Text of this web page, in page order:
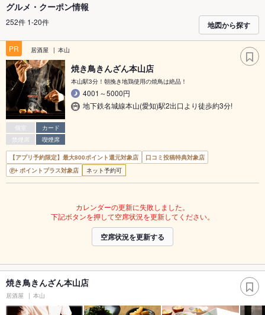
グルメ・クーポン情報
252件 1-20件 地図から探す
PR 居酒屋 本山
個室
カード
禁煙席
喫煙席
焼き鳥きんざん本山店
本山駅3分！朝挽き地鶏使用の焼鳥は絶品！
4001～5000円
地下鉄名城線本山(愛知)駅2出口より徒歩約3分!
【アプリ予約限定】最大800ポイント還元対象店
口コミ投稿特典対象店
ポイントプラス対象店
ネット予約可
カレンダーの更新に失敗しました。
下記ボタンを押して空席状況を更新してください。
空席状況を更新する
焼き鳥きんざん本山店
居酒屋 本山